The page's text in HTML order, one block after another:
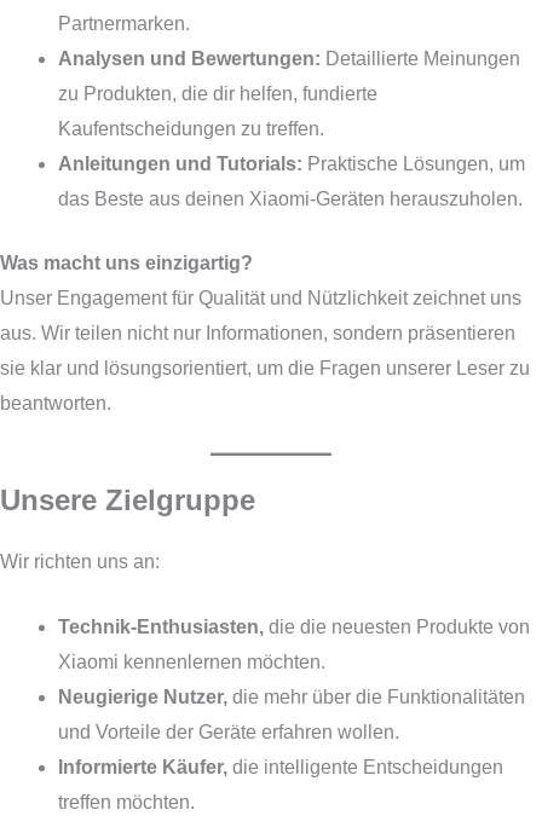
Partnermarken.
Analysen und Bewertungen: Detaillierte Meinungen
zu Produkten, die dir helfen, fundierte
Kaufentscheidungen zu treffen.
Anleitungen und Tutorials: Praktische Lösungen, um
das Beste aus deinen Xiaomi-Geräten herauszuholen.
Was macht uns einzigartig?
Unser Engagement für Qualität und Nützlichkeit zeichnet uns
aus. Wir teilen nicht nur Informationen, sondern präsentieren
sie klar und lösungsorientiert, um die Fragen unserer Leser zu
beantworten.
Unsere Zielgruppe
Wir richten uns an:
Technik-Enthusiasten, die die neuesten Produkte von
Xiaomi kennenlernen möchten.
Neugierige Nutzer, die mehr über die Funktionalitäten
und Vorteile der Geräte erfahren wollen.
Informierte Käufer, die intelligente Entscheidungen
treffen möchten.